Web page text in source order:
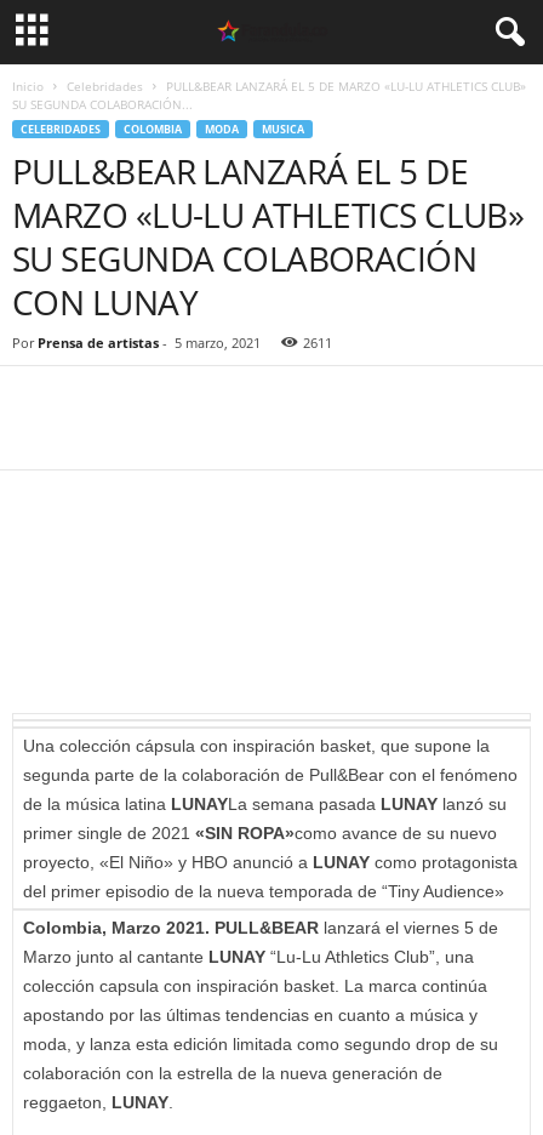
Inicio Celebridades
PULL&BEAR LANZARÁ EL 5 DE MARZO «LU-LU ATHLETICS CLUB»
SU SEGUNDA COLABORACIÓN...
CELEBRIDADES COLOMBIA MODA MUSICA
PULL&BEAR LANZARÁ EL 5 DE
MARZO «LU-LU ATHLETICS CLUB»
SU SEGUNDA COLABORACIÓN
CON LUNAY
Por Prensa de artistas - 5 marzo, 2021 2611
Una colección cápsula con inspiración basket, que supone la
segunda parte de la colaboración de Pull&Bear con el fenómeno
de la música latina LUNAYLa semana pasada LUNAY lanzó su
primer single de 2021 «SIN ROPA»como avance de su nuevo
proyecto, «El Niño» y HBO anunció a LUNAY como protagonista
del primer episodio de la nueva temporada de “Tiny Audience»
Colombia, Marzo 2021. PULL&BEAR lanzará el viernes 5 de
Marzo junto al cantante LUNAY “Lu-Lu Athletics Club”, una
colección capsula con inspiración basket. La marca continúa
apostando por las últimas tendencias en cuanto a música y
moda, y lanza esta edición limitada como segundo drop de su
colaboración con la estrella de la nueva generación de
reggaeton, LUNAY